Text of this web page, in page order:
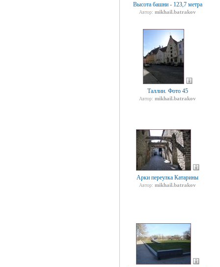
Высота башни - 123,7 метра
Автор: mikhail.batrakov
Таллин. Фото 45
Автор: mikhail.batrakov
Арки переулка Катарины
Автор: mikhail.batrakov